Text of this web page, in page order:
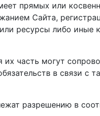
прямых или
Сайта,
ресурсы либо иные
часть могут
в связи с
разрешению в